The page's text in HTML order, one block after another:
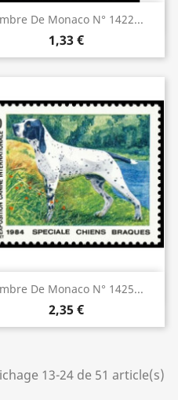
De Monaco N° 1422...
1,33 €
Aperçu rapide
De Monaco N° 1425...
2,35 €
Aperçu rapide
13-24 de 51 article(s)